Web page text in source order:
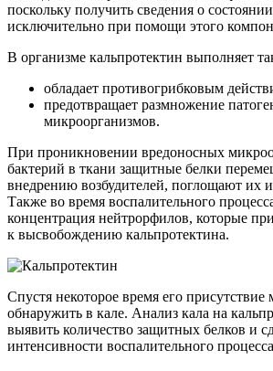
поскольку получить сведения о
исключительно при помощи этого
В организме кальпротектин выполняет
обладает противогрибковым
предотвращает размножение
микроорганизмов.
При проникновении вредоносных
бактерий в ткани защитные белки
внедрению возбудителей, поглощают их
Также во время воспалительного
концентрация нейтрорфилов, которые
к высвобождению кальпротектина.
Спустя некоторое время его присутствие
обнаружить в кале. Анализ кала на
выявить количество защитных белков и
интенсивности воспалительного